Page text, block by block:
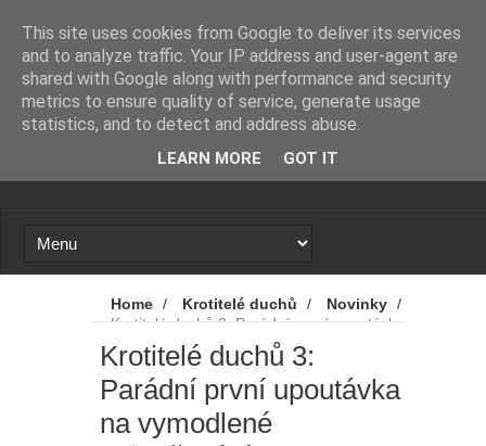
Loading...
Home / Krotitelé duchů / Novinky /
Krotitelé duchů 3: Parádní první upoutávka
na vymodlené pokračování
Krotitelé duchů 3:
Parádní první upoutávka
na vymodlené
This site uses cookies from Google to deliver its services
and to analyze traffic. Your IP address and user-agent are
shared with Google along with performance and security
metrics to ensure quality of service, generate usage
statistics, and to detect and address abuse.
LEARN MORE GOT IT